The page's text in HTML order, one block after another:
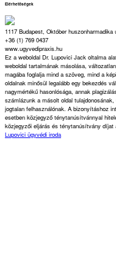
Elérhetőségek
1117 Budapest, Október huszonharmadika
+36 (1) 769 0437
www.ugyvedipraxis.hu
Ez a weboldal Dr. Lupovici Jack oltalma
weboldal tartalmának másolása,
magába foglalja mind a szöveg, mind a
oldalnak minősül legalább egy bekezdés
nagymértékű hasonlósága, annak
számlázunk a másolt oldal
jogtalan felhasználónak. A bizonyításhoz
esetben közjegyző ténytanúsítvánnyal
közjegyzői eljárás és ténytanúsítvány díjat
Lupovici ügyvédi iroda